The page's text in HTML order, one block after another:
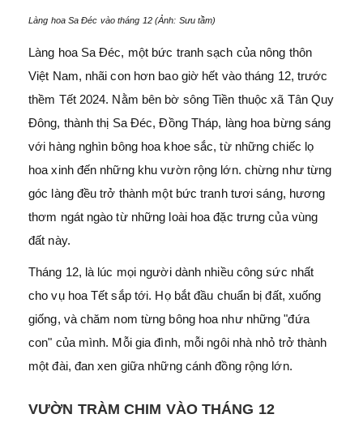
Làng hoa Sa Đéc vào tháng 12 (Ảnh: Sưu tầm)
Làng hoa Sa Đéc, một bức tranh sạch của nông thôn
Việt Nam, nhãi con hơn bao giờ hết vào tháng 12, trước
thềm Tết 2024. Nằm bên bờ sông Tiền thuộc xã Tân Quy
Đông, thành thị Sa Đéc, Đồng Tháp, làng hoa bừng sáng
với hàng nghìn bông hoa khoe sắc, từ những chiếc lọ
hoa xinh đến những khu vườn rộng lớn. chừng như từng
góc làng đều trở thành một bức tranh tươi sáng, hương
thơm ngát ngào từ những loài hoa đặc trưng của vùng
đất này.
Tháng 12, là lúc mọi người dành nhiều công sức nhất
cho vụ hoa Tết sắp tới. Họ bắt đầu chuẩn bị đất, xuống
giống, và chăm nom từng bông hoa như những "đứa
con" của mình. Mỗi gia đình, mỗi ngôi nhà nhỏ trở thành
một đài, đan xen giữa những cánh đồng rộng lớn.
VƯỜN TRÀM CHIM VÀO THÁNG 12